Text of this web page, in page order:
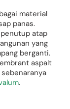
material
panas.
penutup atap
yang
berganti.
aspalt
.